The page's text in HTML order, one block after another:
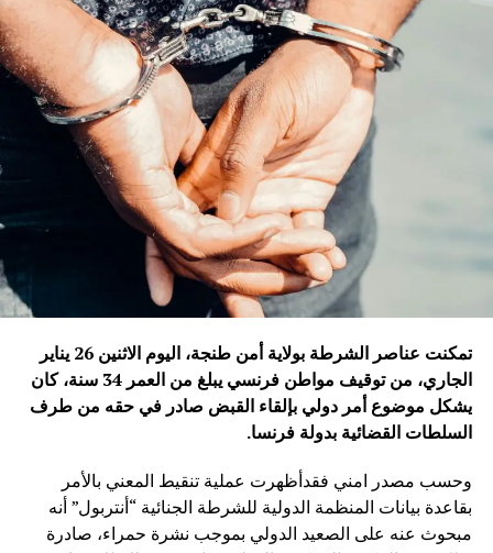
تمكنت عناصر الشرطة بولاية أمن طنجة، اليوم الاثنين 26 يناير
الجاري، من توقيف مواطن فرنسي يبلغ من العمر 34 سنة، كان
يشكل موضوع أمر دولي بإلقاء القبض صادر في حقه من طرف
السلطات القضائية بدولة فرنسا.
وحسب مصدر امني فقدأظهرت عملية تنقيط المعني بالأمر
بقاعدة بيانات المنظمة الدولية للشرطة الجنائية “أنتربول” أنه
مبحوث عنه على الصعيد الدولي بموجب نشرة حمراء، صادرة